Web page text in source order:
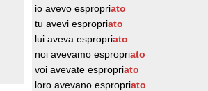
io avevo espropriato
tu avevi espropriato
lui aveva espropriato
noi avevamo espropriato
voi avevate espropriato
loro avevano espropriato